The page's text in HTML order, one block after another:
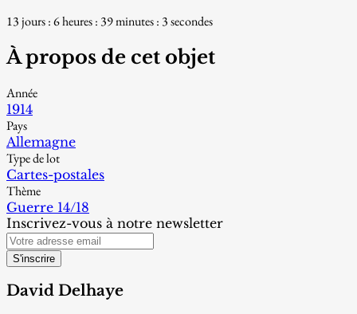
13 jours : 6 heures : 39 minutes : 2 secondes
À propos de cet objet
Année
1914
Pays
Allemagne
Type de lot
Cartes-postales
Thème
Guerre 14/18
Inscrivez-vous à notre newsletter
S'inscrire
David Delhaye